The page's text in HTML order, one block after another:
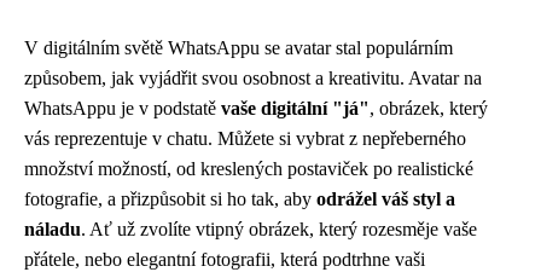
V digitálním světě WhatsAppu se avatar stal populárním
způsobem, jak vyjádřit svou osobnost a kreativitu. Avatar na
WhatsAppu je v podstatě vaše digitální "já", obrázek, který
vás reprezentuje v chatu. Můžete si vybrat z nepřeberného
množství možností, od kreslených postaviček po realistické
fotografie, a přizpůsobit si ho tak, aby odrážel váš styl a
náladu. Ať už zvolíte vtipný obrázek, který rozesměje vaše
přátele, nebo elegantní fotografii, která podtrhne vaši